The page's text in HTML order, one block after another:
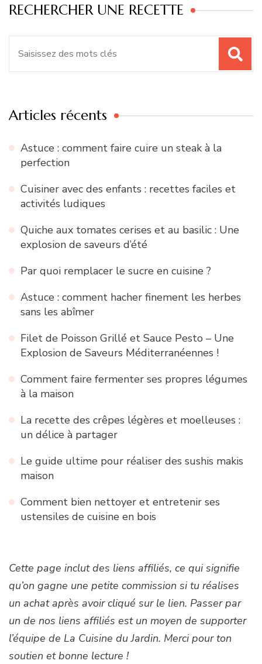
RECHERCHER UNE RECETTE
Articles récents
Astuce : comment faire cuire un steak à la
perfection
Cuisiner avec des enfants : recettes faciles et
activités ludiques
Quiche aux tomates cerises et au basilic : Une
explosion de saveurs d’été
Par quoi remplacer le sucre en cuisine ?
Astuce : comment hacher finement les herbes
sans les abîmer
Filet de Poisson Grillé et Sauce Pesto – Une
Explosion de Saveurs Méditerranéennes !
Comment faire fermenter ses propres légumes
à la maison
La recette des crêpes légères et moelleuses :
un délice à partager
Le guide ultime pour réaliser des sushis makis
maison
Comment bien nettoyer et entretenir ses
ustensiles de cuisine en bois
Cette page inclut des liens affiliés, ce qui signifie
qu’on gagne une petite commission si tu réalises
un achat après avoir cliqué sur le lien. Passer par
un de nos liens affiliés est un moyen de supporter
l’équipe de La Cuisine du Jardin. Merci pour ton
soutien et bonne lecture !